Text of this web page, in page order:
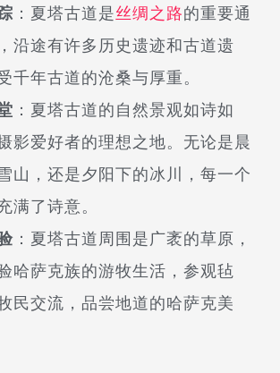
：夏塔古道是丝绸之路的重要通
沿途有许多历史遗迹和古道遗
千年古道的沧桑与厚重。
：夏塔古道的自然景观如诗如
影爱好者的理想之地。无论是晨
山，还是夕阳下的冰川，每一个
满了诗意。
：夏塔古道周围是广袤的草原，
哈萨克族的游牧生活，参观毡
民交流，品尝地道的哈萨克美